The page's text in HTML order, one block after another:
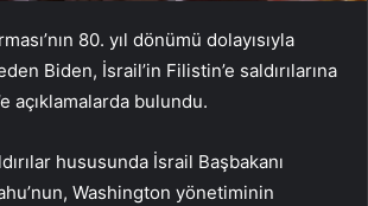
80. yıl dönümü dolayısıyla
Biden, İsrail’in Filistin’e saldırılarına
açıklamalarda bulundu.
hususunda İsrail Başbakanı
Washington yönetiminin